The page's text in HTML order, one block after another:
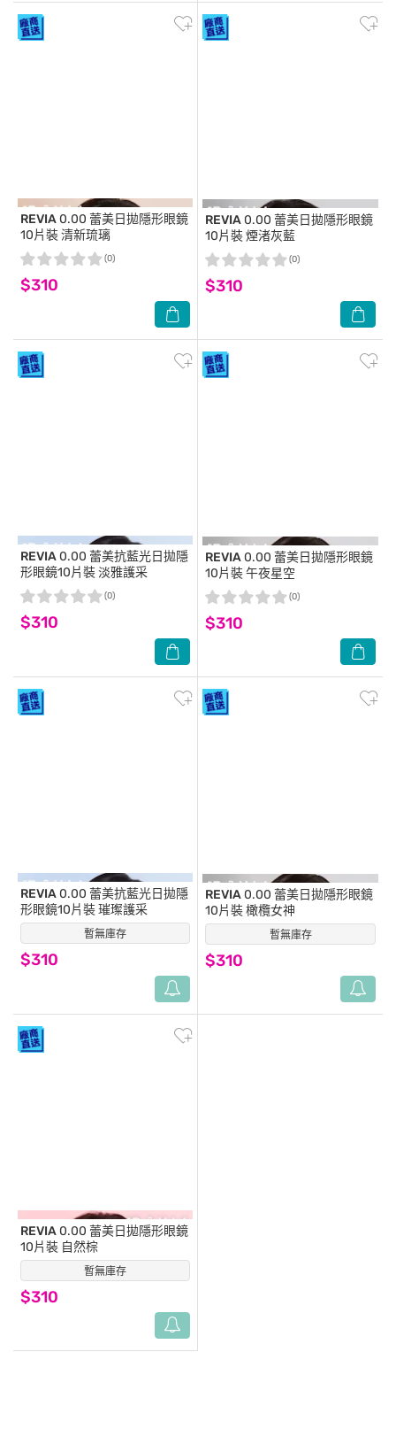
REVIA0.00 蕾美日拋隱形眼鏡
10片裝 清新琉璃
$310
(0)
REVIA0.00 蕾美日拋隱形眼鏡
10片裝 煙渚灰藍
$310
(0)
REVIA0.00 蕾美抗藍光日拋隱
形眼鏡10片裝 淡雅護采
$310
(0)
REVIA0.00 蕾美日拋隱形眼鏡
10片裝 午夜星空
$310
(0)
暫無庫存
REVIA0.00 蕾美抗藍光日拋隱
形眼鏡10片裝 璀璨護采
$310
(0) 暫無庫存
REVIA0.00 蕾美日拋隱形眼鏡
10片裝 橄欖女神
$310
(0)
暫無庫存
REVIA0.00 蕾美日拋隱形眼鏡
10片裝 自然棕
$310
(0)